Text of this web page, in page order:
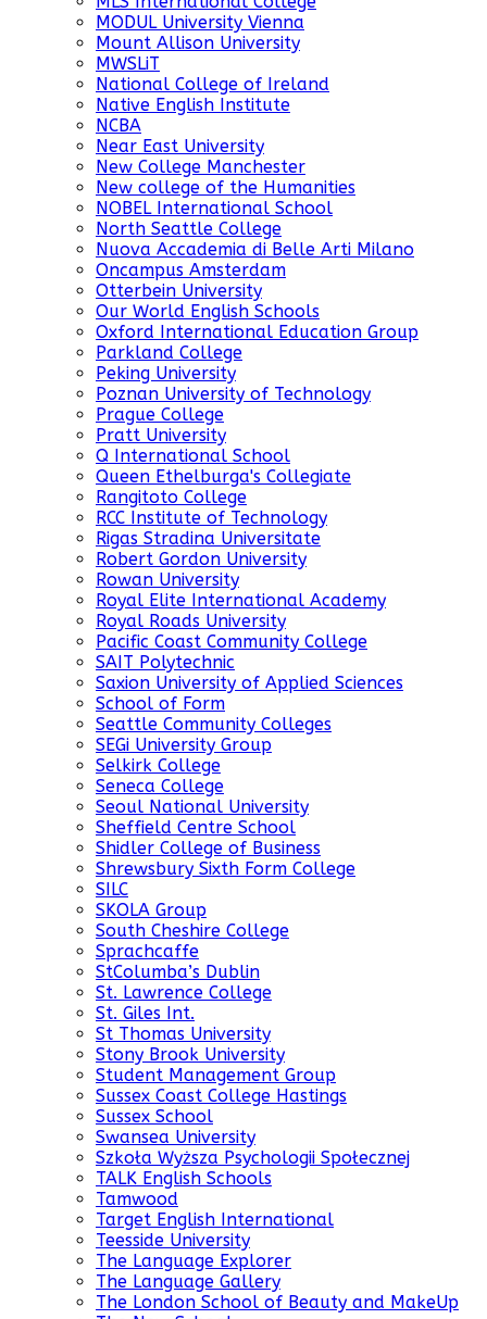
MODUL University Vienna
Mount Allison University
MWSLiT
National College of Ireland
Native English Institute
NCBA
Near East University
New College Manchester
New college of the Humanities
NOBEL International School
North Seattle College
Nuova Accademia di Belle Arti Milano
Oncampus Amsterdam
Otterbein University
Our World English Schools
Oxford International Education Group
Parkland College
Peking University
Poznan University of Technology
Prague College
Pratt University
Q International School
Queen Ethelburga's Collegiate
Rangitoto College
RCC Institute of Technology
Rigas Stradina Universitate
Robert Gordon University
Rowan University
Royal Elite International Academy
Royal Roads University
Pacific Coast Community College
SAIT Polytechnic
Saxion University of Applied Sciences
School of Form
Seattle Community Colleges
SEGi University Group
Selkirk College
Seneca College
Seoul National University
Sheffield Centre School
Shidler College of Business
Shrewsbury Sixth Form College
SILC
SKOLA Group
South Cheshire College
Sprachcaffe
StColumba’s Dublin
St. Lawrence College
St. Giles Int.
St Thomas University
Stony Brook University
Student Management Group
Sussex Coast College Hastings
Sussex School
Swansea University
Szkoła Wyższa Psychologii Społecznej
TALK English Schools
Tamwood
Target English International
Teesside University
The Language Explorer
The Language Gallery
The London School of Beauty and MakeUp